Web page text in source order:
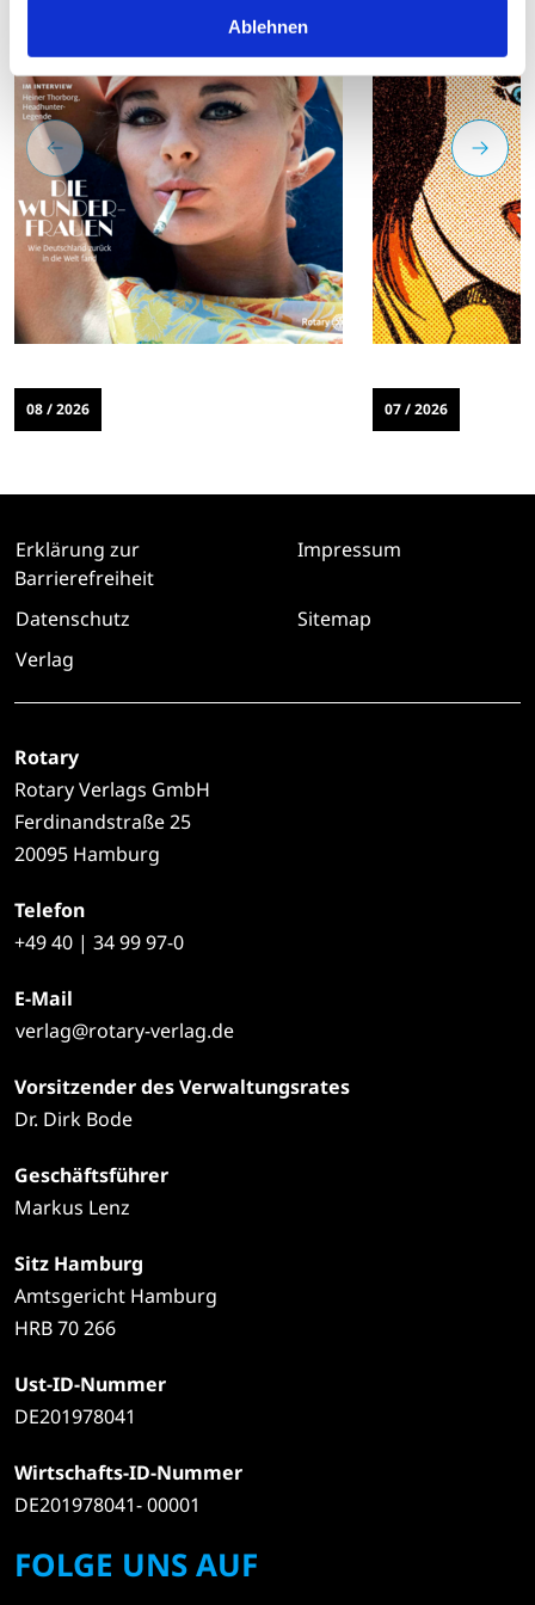
Ablehnen
08 / 2026 07 / 2026
Erklärung zur
Barrierefreiheit
Impressum
Datenschutz
Sitemap
Verlag
Rotary
Rotary Verlags GmbH
Ferdinandstraße 25
20095 Hamburg
Telefon
+4940 | 34 99 97-0
E-Mail
verlag@rotary-verlag.de
Vorsitzender des Verwaltungsrates
Dr. Dirk Bode
Geschäftsführer
Markus Lenz
Sitz Hamburg
Amtsgericht Hamburg
HRB 70 266
Ust-ID-Nummer
DE201978041
Wirtschafts-ID-Nummer
DE201978041- 00001
FOLGE UNS AUF